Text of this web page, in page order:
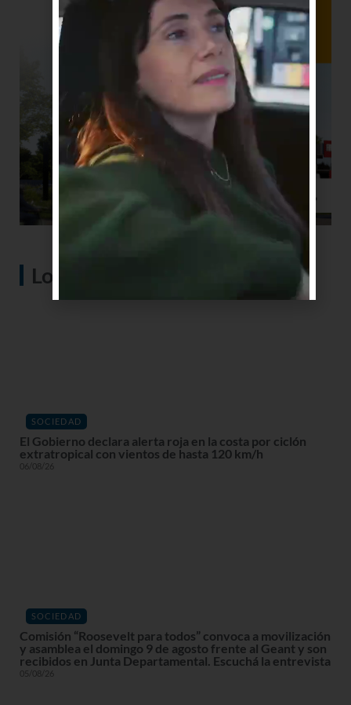
Lo más visto
SOCIEDAD
El Gobierno declara alerta roja en la costa por ciclón
extratropical con vientos de hasta 120 km/h
06/08/26
SOCIEDAD
Comisión “Roosevelt para todos” convoca a movilización
y asamblea el domingo 9 de agosto frente al Geant y son
recibidos en Junta Departamental. Escuchá la entrevista
05/08/26